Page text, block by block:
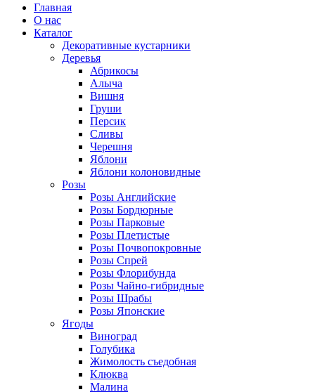
Главная
О нас
Каталог
Декоративные кустарники
Деревья
Абрикосы
Алыча
Вишня
Груши
Персик
Сливы
Черешня
Яблони
Яблони колоновидные
Розы
Розы Английские
Розы Бордюрные
Розы Парковые
Розы Плетистые
Розы Почвопокровные
Розы Спрей
Розы Флорибунда
Розы Чайно-гибридные
Розы Шрабы
Розы Японские
Ягоды
Виноград
Голубика
Жимолость съедобная
Клюква
Малина